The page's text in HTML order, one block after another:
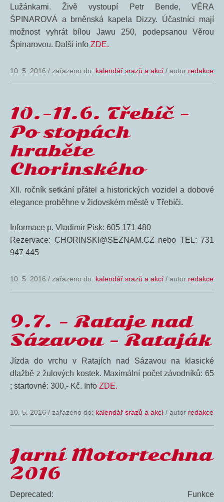
Lužánkami. Živě vystoupí Petr Bende, VĚRA
ŠPINAROVÁ a brněnská kapela Dizzy. Účastníci mají
možnost vyhrát bílou Jawu 250, podepsanou Věrou
Špinarovou. Další info ZDE.
10. 5. 2016 / zařazeno do: kalendář srazů a akcí / autor redakce
10.-11.6. Třebíč –
Po stopách
hraběte
Chorinského
XII. ročník setkání přátel a historických vozidel a dobové
elegance proběhne v židovském městě v Třebíči.
Informace p. Vladimír Pisk: 605 171 480
Rezervace: CHORINSKI@SEZNAM.CZ nebo TEL: 731
947 445
10. 5. 2016 / zařazeno do: kalendář srazů a akcí / autor redakce
9.7. – Rataje nad
Sázavou – Rataják
Jízda do vrchu v Ratajích nad Sázavou na klasické
dlažbě z žulových kostek. Maximální počet závodníků: 65
; startovné: 300,- Kč. Info ZDE.
10. 5. 2016 / zařazeno do: kalendář srazů a akcí / autor redakce
Jarní Motortechna
2016
Deprecated: Funkce